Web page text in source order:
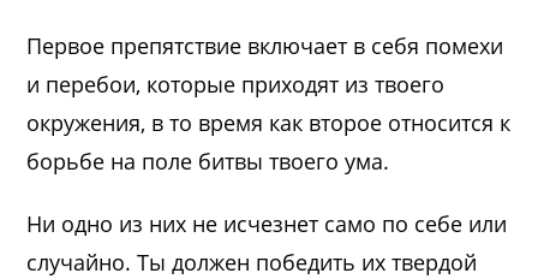
Первое препятствие включает в себя помехи
и перебои, которые приходят из твоего
окружения, в то время как второе относится к
борьбе на поле битвы твоего ума.
Ни одно из них не исчезнет само по себе или
случайно. Ты должен победить их твердой